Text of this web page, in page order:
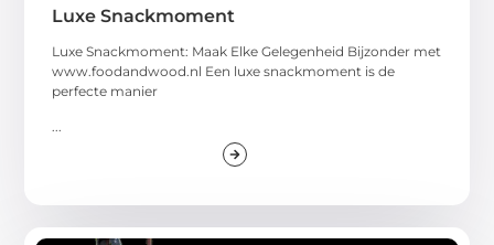
Luxe Snackmoment
Luxe Snackmoment: Maak Elke Gelegenheid Bijzonder met
www.foodandwood.nl Een luxe snackmoment is de
perfecte manier
...